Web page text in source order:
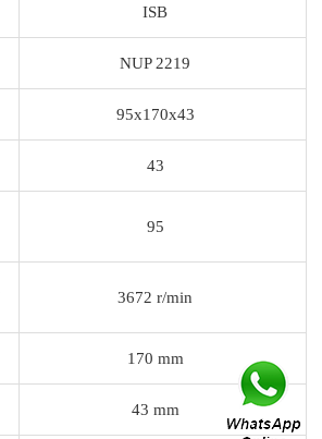
ISB
NUP 2219
95x170x43
43
95
3672 r/min
170 mm
43 mm